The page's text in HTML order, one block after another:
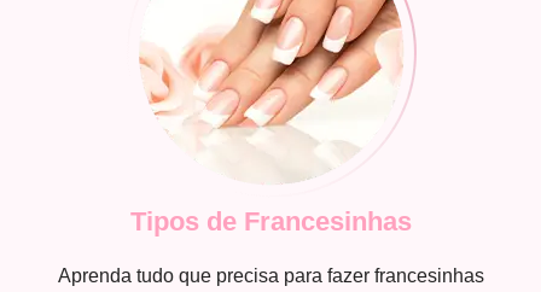
Tipos de Francesinhas
Aprenda tudo que precisa para fazer francesinhas